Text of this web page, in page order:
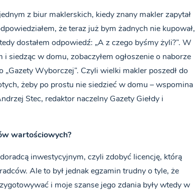
z biur maklerskich, kiedy znany makler zapytał
że teraz już bym żadnych nie kupował,
dostałem odpowiedź: „A z czego byśmy żyli?”. W
siedząc w domu, zobaczyłem ogłoszenie o naborze
„Gazety Wyborczej”. Czyli wielki makler poszedł do
żeby po prostu nie siedzieć w domu – wspomina
Stec, redaktor naczelny Gazety Giełdy i
wartościowych?
inwestycyjnym, czyli zdobyć licencję, którą
Ale to był jednak egzamin trudny o tyle, że
i moje szanse jego zdania były wtedy w